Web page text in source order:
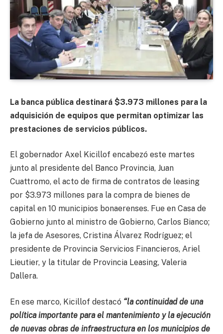
La banca pública destinará $3.973 millones para la
adquisición de equipos que permitan optimizar las
prestaciones de servicios públicos.
El gobernador Axel Kicillof encabezó este martes
junto al presidente del Banco Provincia, Juan
Cuattromo, el acto de firma de contratos de leasing
por $3.973 millones para la compra de bienes de
capital en 10 municipios bonaerenses. Fue en Casa de
Gobierno junto al ministro de Gobierno, Carlos Bianco;
la jefa de Asesores, Cristina Álvarez Rodríguez; el
presidente de Provincia Servicios Financieros, Ariel
Lieutier, y la titular de Provincia Leasing, Valeria
Dallera.
En ese marco, Kicillof destacó “la continuidad de una
política importante para el mantenimiento y la ejecución
de nuevas obras de infraestructura en los municipios de